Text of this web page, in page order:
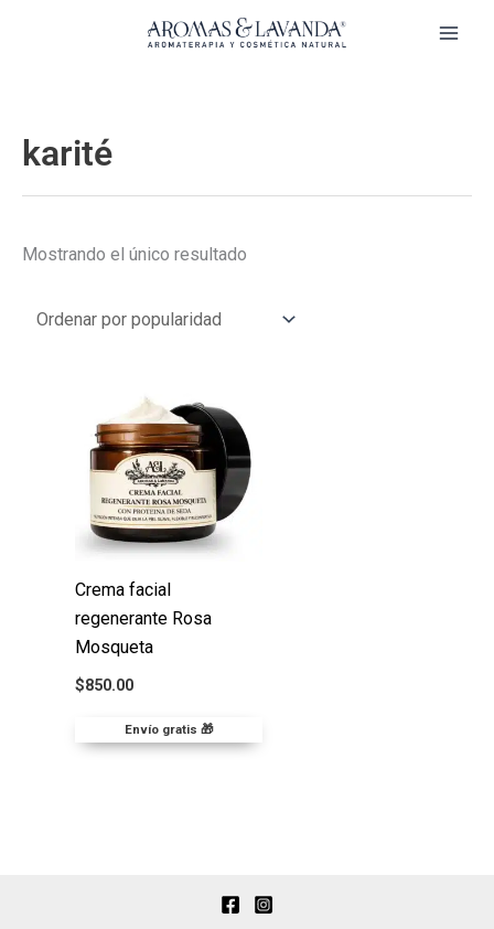
karité
Mostrando el único resultado
Crema facial
regenerante Rosa
Mosqueta
$850.00
Envío gratis 🎁